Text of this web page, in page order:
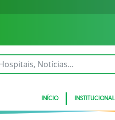
INÍCIO INSTITUCIONAL